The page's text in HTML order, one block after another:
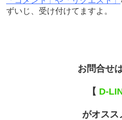
ずいじ、受け付けてますよ。
お問合せ
【 D-
がオスス